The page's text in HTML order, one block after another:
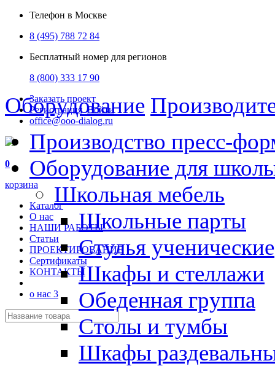
Телефон в Москве
8 (495) 788 72 84
Бесплатный номер для регионов
8 (800) 333 17 90
Заказать проект
Регистрация Войти
office@ooo-dialog.ru
0
корзина
Каталог
О нас
НАШИ РАБОТЫ
Статьи
ПРОЕКТИРОВАНИЕ
Сертификаты
КОНТАКТЫ
о нас 3
Оборудование
Производство пресс-
Оборудование для
Школьная мебель
Школьные парты
Стулья ученические
Шкафы и стеллажи
Обеденная группа
Столы и тумбы
Шкафы